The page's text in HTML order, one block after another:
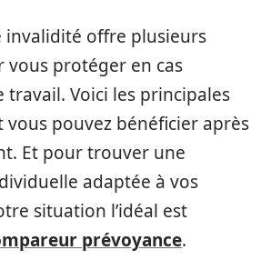
invalidité offre plusieurs
vous protéger en cas
travail. Voici les principales
pouvez bénéficier après
Et pour trouver une
adaptée à vos
situation l’idéal est
prévoyance.